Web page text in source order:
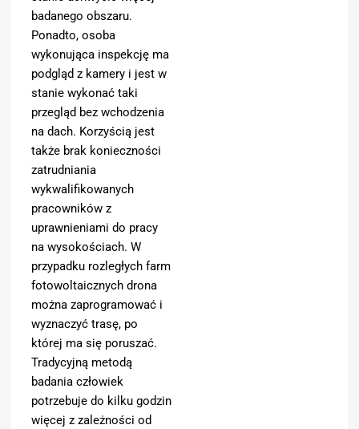
badanego obszaru.
Ponadto, osoba
wykonująca inspekcję ma
podgląd z kamery i jest w
stanie wykonać taki
przegląd bez wchodzenia
na dach. Korzyścią jest
także brak konieczności
zatrudniania
wykwalifikowanych
pracowników z
uprawnieniami do pracy
na wysokościach. W
przypadku rozległych farm
fotowoltaicznych drona
można zaprogramować i
wyznaczyć trasę, po
której ma się poruszać.
Tradycyjną metodą
badania człowiek
potrzebuje do kilku godzin
więcej z zależności od